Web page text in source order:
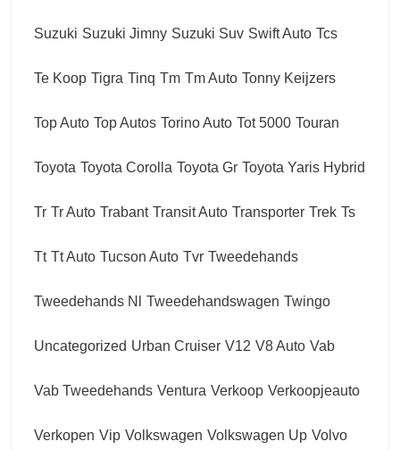
Suzuki Suzuki Jimny Suzuki Suv Swift Auto Tcs
Te Koop Tigra Tinq Tm Tm Auto Tonny Keijzers
Top Auto Top Autos Torino Auto Tot 5000 Touran
Toyota Toyota Corolla Toyota Gr Toyota Yaris Hybrid
Tr Tr Auto Trabant Transit Auto Transporter Trek Ts
Tt Tt Auto Tucson Auto Tvr Tweedehands
Tweedehands Nl Tweedehandswagen Twingo
Uncategorized Urban Cruiser V12 V8 Auto Vab
Vab Tweedehands Ventura Verkoop Verkoopjeauto
Verkopen Vip Volkswagen Volkswagen Up Volvo